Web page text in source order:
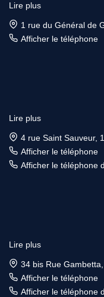
Lire plus
1 rue du Général de
Afficher le téléphone
Lire plus
4 rue Saint Sauveur,
Afficher le téléphone
Afficher le téléphone
Lire plus
34 bis Rue
Afficher le téléphone
Afficher le téléphone